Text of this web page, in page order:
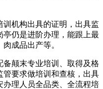
机构出具的证明，出具监
仍是进阶办理，能跟上最
成品出产等。
颠末专业培训、取得及格
要求做培训和查核，出具
办理人员全品类、全流程培